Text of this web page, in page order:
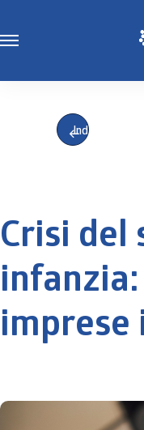
Indietro
Crisi del
imprese